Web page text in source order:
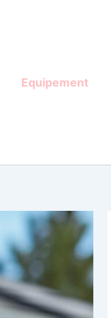
Equipement